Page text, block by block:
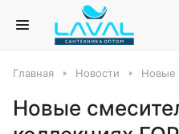
Главная Новости Новые
Новые